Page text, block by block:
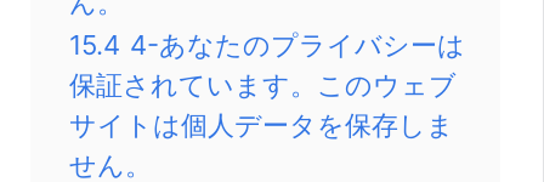
15.4 4-あなたのプライバシーは
保証されています。このウェブ
サイトは個人データを保存しま
せん。